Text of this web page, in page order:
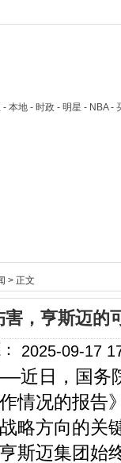
本地 - 时政 - 明星 - NBA
> 正文
，亨斯迈的
2025-09-17
近日，国务
情况的报告
略方向的关
斯迈集团始